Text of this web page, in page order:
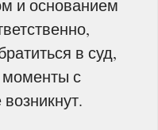
и основанием
в суд,
моменты с